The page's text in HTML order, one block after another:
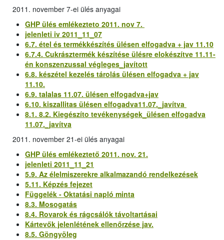
2011. november 7-ei ülés anyagai
GHP ülés emlékezteto 2011. nov 7.
jelenleti iv 2011_11_07
6.7. étel és termékkészítés ülésen elfogadva + jav 11.10
6.7.4. Cukrásztermék készítése ülésre elokészítve 11.11-
én konszenzussal végleges_javított
6.8. készétel kezelés tárolás ülésen elfogadva + jav
11.10.
6.9. talalas 11.07. ülésen elfogadva+jav
6.10. kiszallitas ülésen elfogadva11.07._javítva
8.1. 8.2. Kiegészíto tevékenységek_ülésen elfogadva
11.07._javítva
2011. november 21-ei ülés anyagai
GHP ülés emlékeztető 2011. nov. 21.
jelenleti 2011_11_21
5.9. Az élelmiszerekre alkalmazandó rendelkezések
5.11. Képzés fejezet
Függelék - Oktatási napló minta
8.3. Mosogatás
8.4. Rovarok és rágcsálók távoltartásai
Kártevők jelenlétének ellenőrzése jav.
8.5. Göngyöleg